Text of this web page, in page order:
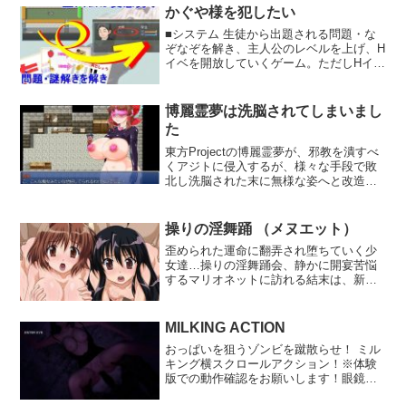
生活の中で、ふとした瞬間に疼きだす下
半身の熱。我慢できない衝動に駆られ、
誰にも気付かれないように過ごす淫らな
時間。上品な仮面の下に隠された本当の
姿が、徐々に顔を覗かせていく。普段は
欲望に導かれるまま、次第に淫らな行為
にのめり込んでいく。優雅な佇まいとは
裏腹に、その下半身は既に蜜に濡れそぼ
っていた。昼下がりの静寂の中で繰り広
げられる秘められた快楽の数々。誰にも
見せない表情で愉しむ背徳の時間は、日
覚めていった。奥様たちの秘められた欲
望は、もはや抑えきれないものとなって
いたのだった。【システム】○複雑な選択
肢一切ナシ！迷わずサクサク読み進めら
れます。ストーリー重視が苦手な方にピ
で、エッチシーンに特化した構成になっ
ています。○エッチシーンを効率的に楽し
める！忙しい方でも気軽に楽しめる構成
になっています。○ヌキたい時にサッとヌ
ける！エロ重視のコンパクト設計になっ
かぐや様を犯したい
■システム 生徒から出題される問題・な
ぞなぞを解き、主人公のレベルを上げ、H
イベを開放していくゲーム。ただしHイベ
博麗霊夢は洗脳されてしまいまし
た
東方Projectの博麗霊夢が、邪教を潰すべ
くアジトに侵入するが、様々な手段で敗
北し洗脳された末に無様な姿へと改造さ
リーは非常に薄味です。基本CG枚数25枚
ほど差分込み200枚以上製作者の性癖によ
りおっぱい＆アナルばかりで前での本番
はありません。ご注意ください。オマケ
として洗脳されたエンディング後の日常
操りの淫舞踊 （メヌエット）
歪められた運命に翻弄され堕ちていく少
女達…操りの淫舞踊会、静かに開宴苦悩
するマリオネットに訪れる結末は、新た
で……男の人を悦ばせたいんです…」
足りなかったかしら？」ありふれた日常
は音もなく崩れ落ち、そこに渦巻く欲望
に嫉妬、そして狂気…原点回帰のエロ特
MILKING ACTION
おっぱいを狙うゾンビを蹴散らせ！ ミル
キング横スクロールアクション！※体験
版での動作確認をお願いします！眼鏡工